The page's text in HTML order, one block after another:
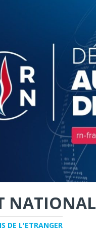
NATIONAL
DE L'ETRANGER